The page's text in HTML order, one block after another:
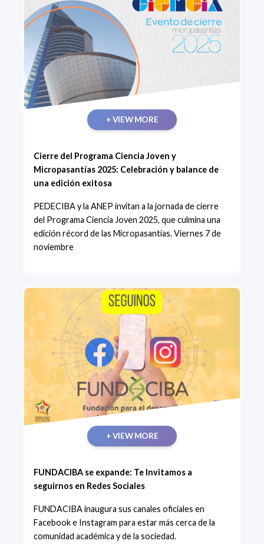
+ VIEW MORE
Cierre del Programa Ciencia Joven y
Micropasantías 2025: Celebración y balance de
una edición exitosa
PEDECIBA y la ANEP invitan a la jornada de cierre
del Programa Ciencia Joven 2025, que culmina una
edición récord de las Micropasantías. Viernes 7 de
noviembre
+ VIEW MORE
FUNDACIBA se expande: Te Invitamos a
seguirnos en Redes Sociales
FUNDACIBA inaugura sus canales oficiales en
Facebook e Instagram para estar más cerca de la
comunidad académica y de la sociedad.